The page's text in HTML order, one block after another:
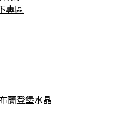
專區
蘭登堡水晶